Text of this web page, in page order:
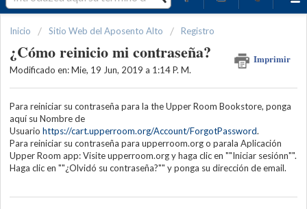
Inicio Sitio Web del Aposento Alto Registro
¿Cómo reinicio mi contraseña? Imprimir
Modificado en: Mie, 19 Jun, 2019 a 1:14 P. M.
Para reiniciar su contraseña para la the Upper Room Bookstore, ponga
aquí su Nombre de
Usuario https://cart.upperroom.org/Account/ForgotPassword.
Para reiniciar su contraseña para upperroom.org o parala Aplicación
Upper Room app: Visite upperroom.org y haga clic en ""Iniciar sesiónn"".
Haga clic en ""¿Olvidó su contraseña?"" y ponga su dirección de email.